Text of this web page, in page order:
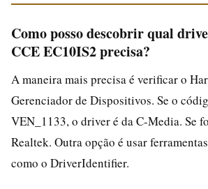
Como posso descobrir qual
CCE EC10IS2 precisa?
A maneira mais precisa é verificar o
Gerenciador de Dispositivos. Se o
VEN_1133, o driver é da C-Media. Se
Realtek. Outra opção é usar
como o DriverIdentifier.